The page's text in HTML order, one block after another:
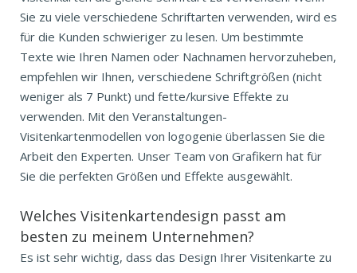
Sie zu viele verschiedene Schriftarten verwenden, wird es
für die Kunden schwieriger zu lesen. Um bestimmte
Texte wie Ihren Namen oder Nachnamen hervorzuheben,
empfehlen wir Ihnen, verschiedene Schriftgrößen (nicht
weniger als 7 Punkt) und fette/kursive Effekte zu
verwenden. Mit den Veranstaltungen-
Visitenkartenmodellen von logogenie überlassen Sie die
Arbeit den Experten. Unser Team von Grafikern hat für
Sie die perfekten Größen und Effekte ausgewählt.
Welches Visitenkartendesign passt am
besten zu meinem Unternehmen?
Es ist sehr wichtig, dass das Design Ihrer Visitenkarte zu